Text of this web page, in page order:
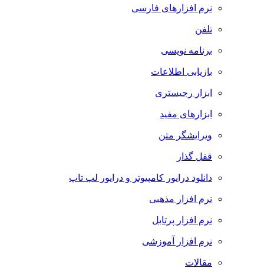
نرم افزارهای فارسی
تلفن
برنامه نویسی
بازیابی اطلاعات
ابزار رجیستری
ابزارهای مفید
ویرایشگر متن
قفل گذار
دانلود درایور کامپیوتر و درایور لپ تاپ
نرم افزار مذهبی
نرم افزار پرتابل
نرم افزار آموزشی
مقالات